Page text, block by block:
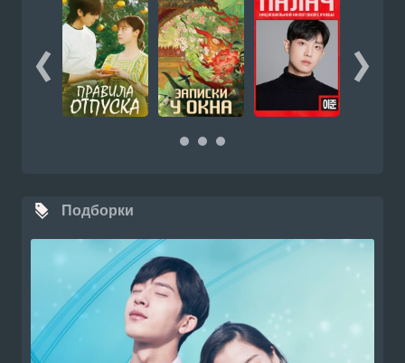
Подборки